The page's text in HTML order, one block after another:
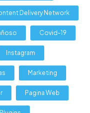
Delivery Network
Covid-19
Instagram
Marketing
Pagina Web